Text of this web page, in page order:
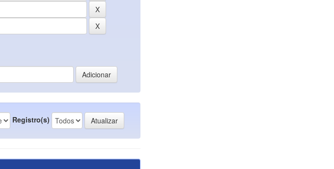
Registro(s)